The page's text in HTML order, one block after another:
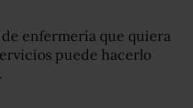
enfermería que quiera
puede hacerlo